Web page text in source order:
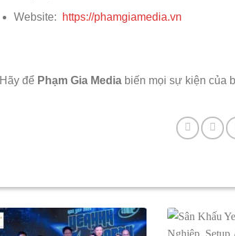
Website: https://phamgiamedia.vn
Hãy để Phạm Gia Media biến mọi sự kiện của